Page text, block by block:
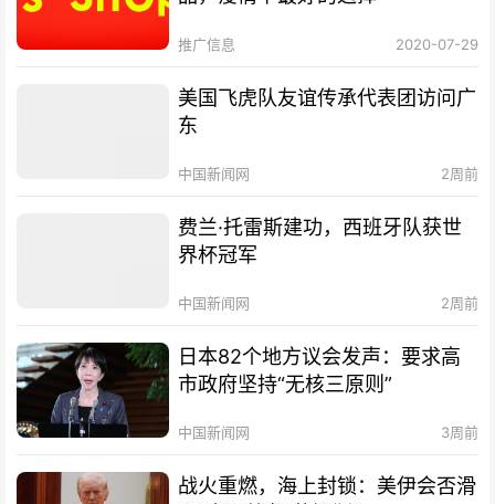
推广信息 2020-07-29
美国飞虎队友谊传承代表团访问广
东
中国新闻网 2周前
费兰·托雷斯建功，西班牙队获世
界杯冠军
中国新闻网 2周前
日本82个地方议会发声：要求高
市政府坚持“无核三原则”
中国新闻网 3周前
战火重燃，海上封锁：美伊会否滑